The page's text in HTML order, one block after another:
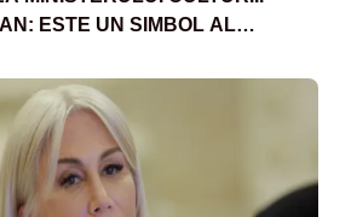
ESTE UN SIMBOL AL
GENERAȚIILE VIITOARE